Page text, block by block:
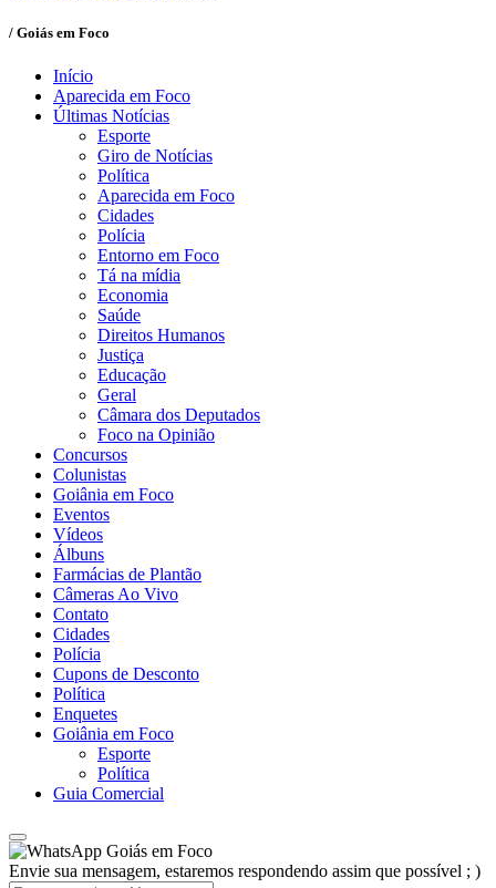
/ Goiás em Foco
Início
Aparecida em Foco
Últimas Notícias
Esporte
Giro de Notícias
Política
Aparecida em Foco
Cidades
Polícia
Entorno em Foco
Tá na mídia
Economia
Saúde
Direitos Humanos
Justiça
Educação
Geral
Câmara dos Deputados
Foco na Opinião
Concursos
Colunistas
Goiânia em Foco
Eventos
Vídeos
Álbuns
Farmácias de Plantão
Câmeras Ao Vivo
Contato
Cidades
Polícia
Cupons de Desconto
Política
Enquetes
Goiânia em Foco
Esporte
Política
Guia Comercial
Goiás em Foco
Envie sua mensagem, estaremos respondendo assim que possível ; )